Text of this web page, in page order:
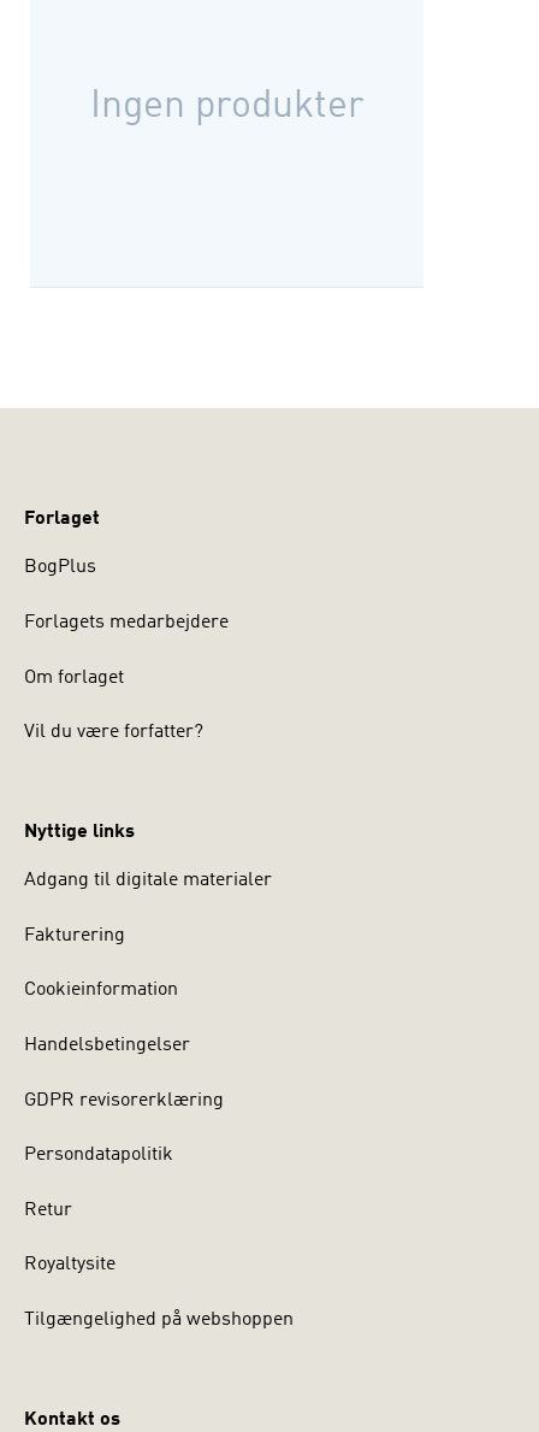
Ingen produkter
Forlaget
BogPlus
Forlagets medarbejdere
Om forlaget
Vil du være forfatter?
Nyttige links
Adgang til digitale materialer
Fakturering
Cookieinformation
Handelsbetingelser
GDPR revisorerklæring
Persondatapolitik
Retur
Royaltysite
Tilgængelighed på webshoppen
Kontakt os